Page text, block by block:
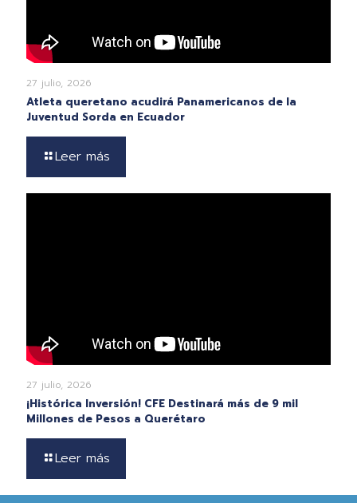
27 julio, 2026
Atleta queretano acudirá Panamericanos de la
Juventud Sorda en Ecuador
Leer más
27 julio, 2026
¡Histórica Inversión! CFE Destinará más de 9 mil
Millones de Pesos a Querétaro
Leer más